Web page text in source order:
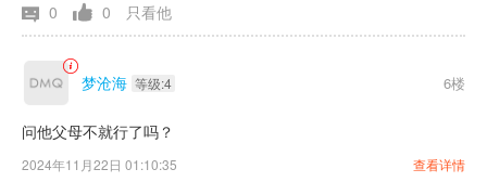
0 0 只看他
梦沧海 等级:4 6楼
问他父母不就行了吗？
2024年11月22日 01:10:35 查看详情